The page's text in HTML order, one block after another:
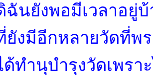
ฉันยังพอมีเวลาอยู่
ยังมีอีกหลายวัดที่พ
ด้ทำนุบำรุงวัดเพร